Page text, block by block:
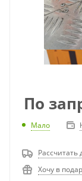
По
Мало
Рассчитать
Хочу в